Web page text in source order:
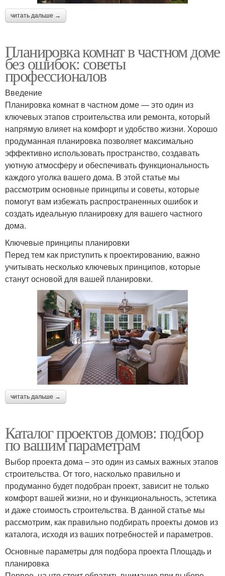
читать дальше →
Планировка комнат в частном доме
без ошибок: советы
профессионалов
Введение
Планировка комнат в частном доме — это один из
ключевых этапов строительства или ремонта, который
напрямую влияет на комфорт и удобство жизни. Хорошо
продуманная планировка позволяет максимально
эффективно использовать пространство, создавать
уютную атмосферу и обеспечивать функциональность
каждого уголка вашего дома. В этой статье мы
рассмотрим основные принципы и советы, которые
помогут вам избежать распространенных ошибок и
создать идеальную планировку для вашего частного
дома.
Ключевые принципы планировки
Перед тем как приступить к проектированию, важно
учитывать несколько ключевых принципов, которые
станут основой для вашей планировки.
читать дальше →
Каталог проектов домов: подбор
по вашим параметрам
Выбор проекта дома – это один из самых важных этапов
строительства. От того, насколько правильно и
продуманно будет подобран проект, зависит не только
комфорт вашей жизни, но и функциональность, эстетика
и даже стоимость строительства. В данной статье мы
рассмотрим, как правильно подбирать проекты домов из
каталога, исходя из ваших потребностей и параметров.
Основные параметры для подбора проекта Площадь и
планировка